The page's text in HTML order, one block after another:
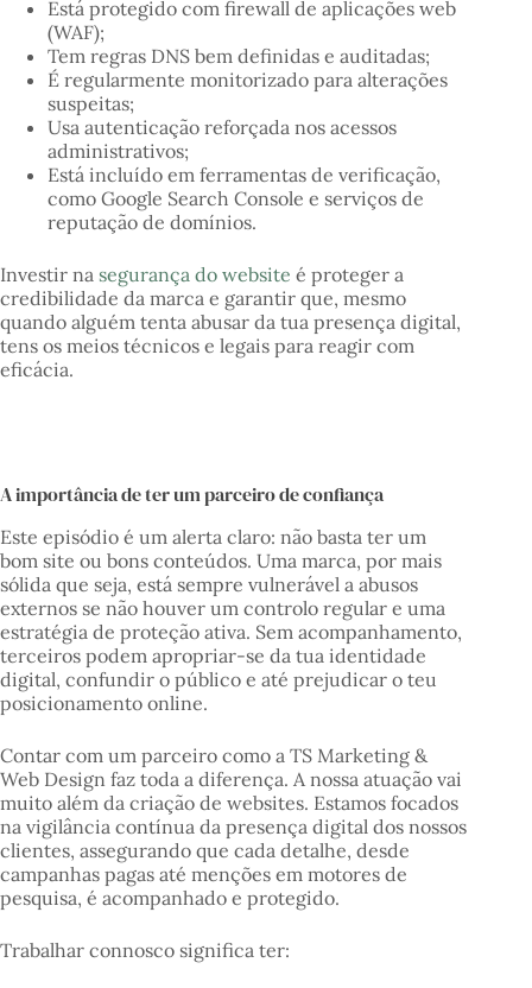
Está protegido com firewall de aplicações web
(WAF);
Tem regras DNS bem definidas e auditadas;
É regularmente monitorizado para alterações
suspeitas;
Usa autenticação reforçada nos acessos
administrativos;
Está incluído em ferramentas de verificação,
como Google Search Console e serviços de
reputação de domínios.
Investir na segurança do website é proteger a
credibilidade da marca e garantir que, mesmo
quando alguém tenta abusar da tua presença digital,
tens os meios técnicos e legais para reagir com
eficácia.
A importância de ter um parceiro de confiança
Este episódio é um alerta claro: não basta ter um
bom site ou bons conteúdos. Uma marca, por mais
sólida que seja, está sempre vulnerável a abusos
externos se não houver um controlo regular e uma
estratégia de proteção ativa. Sem acompanhamento,
terceiros podem apropriar-se da tua identidade
digital, confundir o público e até prejudicar o teu
posicionamento online.
Contar com um parceiro como a TS Marketing &
Web Design faz toda a diferença. A nossa atuação vai
muito além da criação de websites. Estamos focados
na vigilância contínua da presença digital dos nossos
clientes, assegurando que cada detalhe, desde
campanhas pagas até menções em motores de
pesquisa, é acompanhado e protegido.
Trabalhar connosco significa ter: